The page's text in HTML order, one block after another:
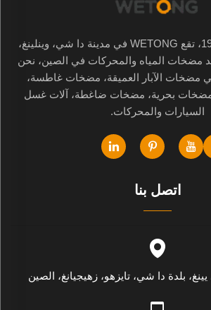
تأسست في عام 1982، تقع WETONG في مدينة دا شي، وينلينغ،
مضخات المياه والمحركات في الصين، نحن
الآبار العميقة، مضخات غاطسة،
بحرية، مضخات ضاغطة، آلات غسل
السيارات والمحركات.
اتصل بنا